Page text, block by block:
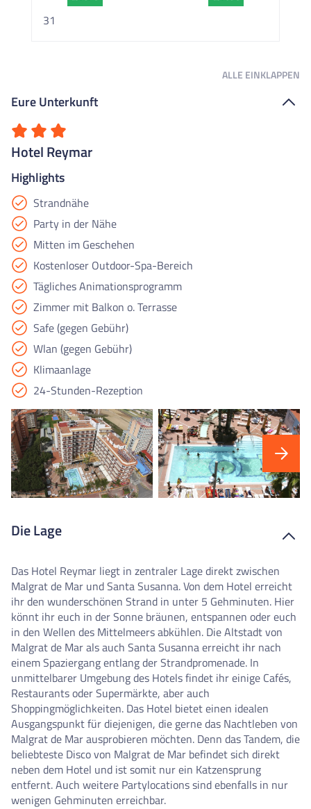
31
ALLE EINKLAPPEN
Eure Unterkunft
Hotel Reymar
Highlights
Strandnähe
Party in der Nähe
Mitten im Geschehen
Kostenloser Outdoor-Spa-Bereich
Tägliches Animationsprogramm
Zimmer mit Balkon o. Terrasse
Safe (gegen Gebühr)
Wlan (gegen Gebühr)
Klimaanlage
24-Stunden-Rezeption
Die Lage
Das Hotel Reymar liegt in zentraler Lage direkt zwischen
Malgrat de Mar und Santa Susanna. Von dem Hotel erreicht
ihr den wunderschönen Strand in unter 5 Gehminuten. Hier
könnt ihr euch in der Sonne bräunen, entspannen oder euch
in den Wellen des Mittelmeers abkühlen. Die Altstadt von
Malgrat de Mar als auch Santa Susanna erreicht ihr nach
einem Spaziergang entlang der Strandpromenade. In
unmittelbarer Umgebung des Hotels findet ihr einige Cafés,
Restaurants oder Supermärkte, aber auch
Shoppingmöglichkeiten. Das Hotel bietet einen idealen
Ausgangspunkt für diejenigen, die gerne das Nachtleben von
Malgrat de Mar ausprobieren möchten. Denn das Tandem, die
beliebteste Disco von Malgrat de Mar befindet sich direkt
neben dem Hotel und ist somit nur ein Katzensprung
entfernt. Auch weitere Partylocations sind ebenfalls in nur
wenigen Gehminuten erreichbar.